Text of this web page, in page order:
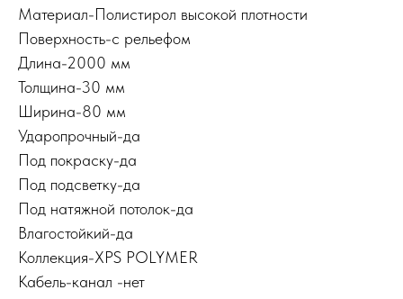
Материал-Полистирол высокой плотности
Поверхность-с рельефом
Длина-2000 мм
Толщина-30 мм
Ширина-80 мм
Ударопрочный-да
Под покраску-да
Под подсветку-да
Под натяжной потолок-да
Влагостойкий-да
Коллекция-XPS POLYMER
Кабель-канал -нет